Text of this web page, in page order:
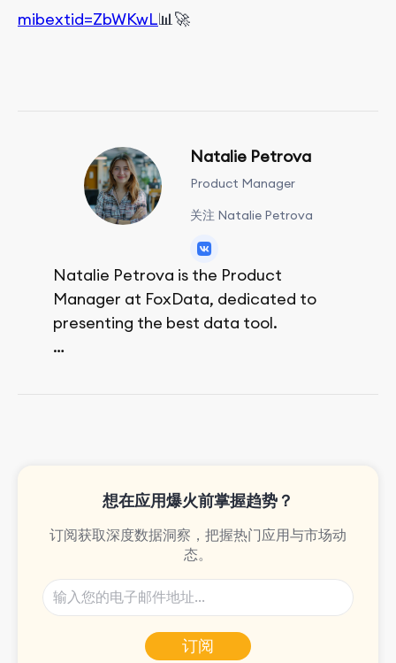
mibextid=ZbWKwL📊🚀
Natalie Petrova
Product Manager
关注 Natalie Petrova
Natalie Petrova is the Product
Manager at FoxData, dedicated to
presenting the best data tool.
想在应用爆火前掌握趋势？
订阅获取深度数据洞察，把握热门应用与市场动
态。
订阅